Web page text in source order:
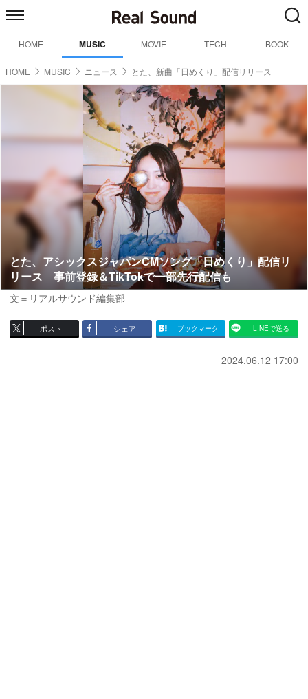
HOME MUSIC MOVIE TECH BOOK
HOME MUSIC ニュース とた、新曲「日めくり」配信リリース
とた、アシックスジャパンCMソング「日めくり」配信リ
リース 事前登録＆TikTokで一部先行配信も
文＝リアルサウンド編集部
ポスト シェア ブックマーク LINEで送る
2024.06.12 17:00